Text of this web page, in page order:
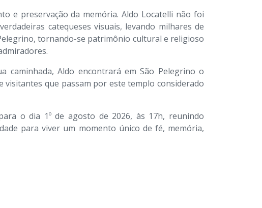
e preservação da memória. Aldo Locatelli não foi
catequeses visuais, levando milhares de
tornando-se patrimônio cultural e religioso
caminhada, Aldo encontrará em São Pelegrino o
que passam por este templo considerado
o dia 1º de agosto de 2026, às 17h, reunindo
para viver um momento único de fé, memória,